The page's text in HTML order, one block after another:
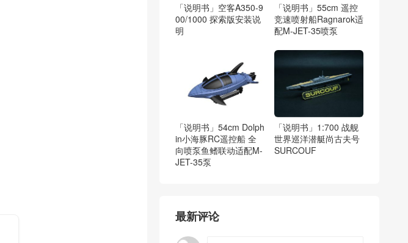
「说明书」空客A350-9
00/1000 探索版安装说
明
「说明书」55cm 遥控
竞速喷射船Ragnarok适
配M-JET-35喷泵
「说明书」54cm Dolph
in小海豚RC遥控船 全
向喷泵鱼鳍联动适配M-
JET-35泵
「说明书」1:700 战舰
世界巡洋潜艇尚古夫号
SURCOUF
最新评论